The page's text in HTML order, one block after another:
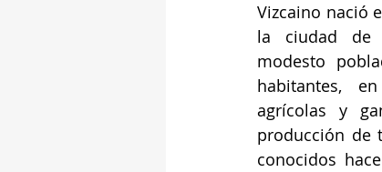
Vizcaino nació
la ciudad de
modesto
habitantes,
agrícolas y
producción de
conocidos